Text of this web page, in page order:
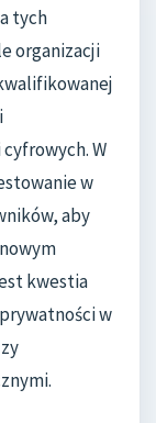
tych
organizacji
W
w
aby
kwestia
w